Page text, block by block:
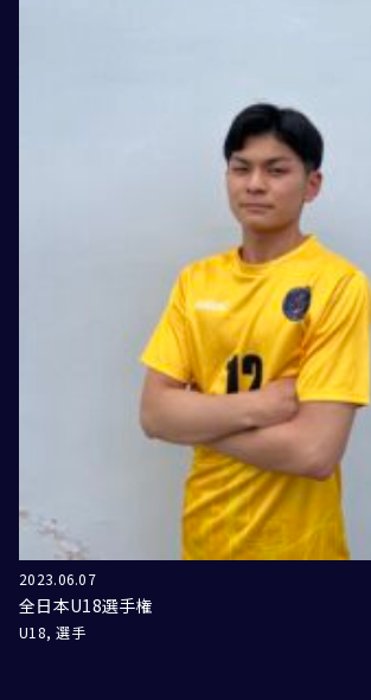
2023.06.07
全日本U18選手権
U18 選手